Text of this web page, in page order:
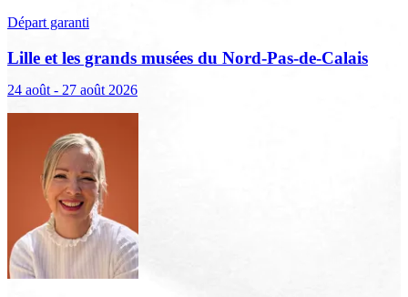
Départ garanti
Lille et les grands musées du Nord-Pas-de-Calais
24 août - 27 août 2026